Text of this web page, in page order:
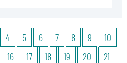
4 5 6 7 8 9
10
16 17 18 19 20
21